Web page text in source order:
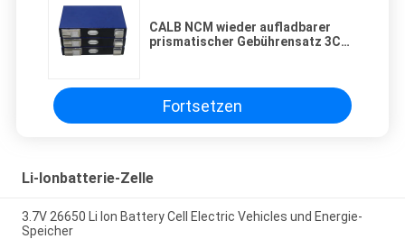
CALB NCM wieder aufladbarer
prismatischer Gebührensatz 3C
Fortsetzen
Li-Ionbatterie-Zelle
3.7V 26650 Li Ion Battery Cell Electric Vehicles und Energie-
Speicher